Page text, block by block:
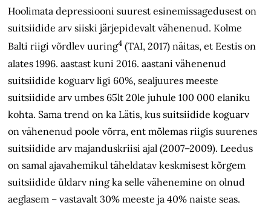
Hoolimata depressiooni suurest esinemissagedusest on
suitsiidide arv siiski järjepidevalt vähenenud. Kolme
Balti riigi võrdlev uuring4 (TAI, 2017) näitas, et Eestis on
alates 1996. aastast kuni 2016. aastani vähenenud
suitsiidide koguarv ligi 60%, sealjuures meeste
suitsiidide arv umbes 65lt 20le juhule 100 000 elaniku
kohta. Sama trend on ka Lätis, kus suitsiidide koguarv
on vähenenud poole võrra, ent mõlemas riigis suurenes
suitsiidide arv majanduskriisi ajal (2007–2009). Leedus
on samal ajavahemikul täheldatav keskmisest kõrgem
suitsiidide üldarv ning ka selle vähenemine on olnud
aeglasem – vastavalt 30% meeste ja 40% naiste seas.